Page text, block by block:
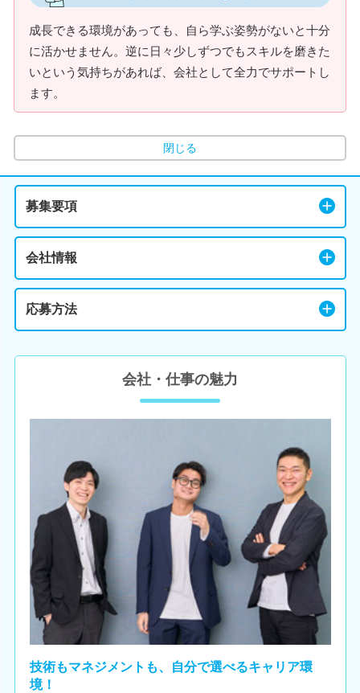
成長できる環境があっても、自ら学ぶ姿勢がないと十分
に活かせません。逆に日々少しずつでもスキルを磨きた
いという気持ちがあれば、会社として全力でサポートし
ます。
閉じる
募集要項
会社情報
応募方法
会社・仕事の魅力
技術もマネジメントも、自分で選べるキャリア環
境！